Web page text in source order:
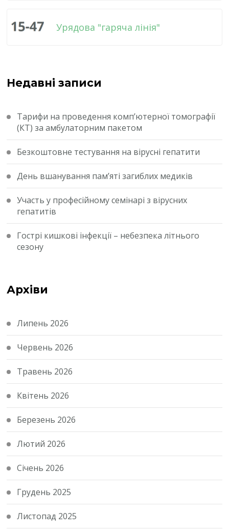
Урядова "гаряча лінія"
Недавні записи
Тарифи на проведення комп’ютерної томографії
(КТ) за амбулаторним пакетом
Безкоштовне тестування на вірусні гепатити
День вшанування пам’яті загиблих медиків
Участь у професійному семінарі з вірусних
гепатитів
Гострі кишкові інфекції – небезпека літнього
сезону
Архіви
Липень 2026
Червень 2026
Травень 2026
Квітень 2026
Березень 2026
Лютий 2026
Січень 2026
Грудень 2025
Листопад 2025